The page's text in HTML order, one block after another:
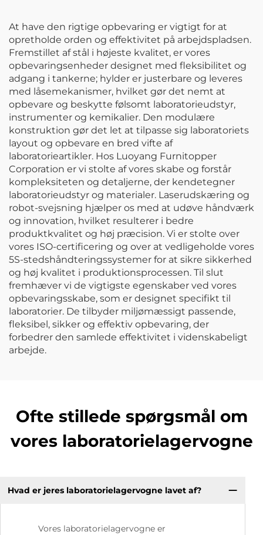
håndværktøjsæt Metal
opbevaring
værktøjskasse
At have den rigtige opbevaring er vigtigt for at
opretholde orden og effektivitet på arbejdspladsen.
Fremstillet af stål i højeste kvalitet, er vores
opbevaringsenheder designet med fleksibilitet og
adgang i tankerne; hylder er justerbare og leveres
med låsemekanismer, hvilket gør det nemt at
opbevare og beskytte følsomt laboratorieudstyr,
instrumenter og kemikalier. Den modulære
konstruktion gør det let at tilpasse sig laboratoriets
layout og opbevare en bred vifte af
laboratorieartikler. Hos Luoyang Furnitopper
Corporation er vi stolte af vores skabe og forstår
kompleksiteten og detaljerne, der kendetegner
laboratorieudstyr og materialer. Laserudskæring og
robot-svejsning hjælper os med at udøve håndværk
og innovation, hvilket resulterer i bedre
produktkvalitet og høj præcision. Vi er stolte over
vores ISO-certificering og over at vedligeholde vores
5S-stedshåndteringssystemer for at sikre sikkerhed
og høj kvalitet i produktionsprocessen. Til slut
fremhæver vi de vigtigste egenskaber ved vores
opbevaringsskabe, som er designet specifikt til
laboratorier. De tilbyder miljømæssigt passende,
fleksibel, sikker og effektiv opbevaring, der
forbedrer den samlede effektivitet i videnskabeligt
arbejde.
Ofte stillede spørgsmål om
vores laboratorielagervogne
Hvad er jeres laboratorielagervogne lavet af?
Vores laboratorielagervogne er